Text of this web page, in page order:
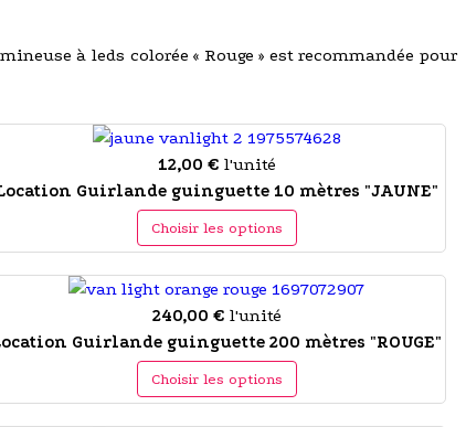
à leds colorée « Rouge » est recommandée pour
12,00 € l'unité
Guirlande guinguette 10 mètres "JAUNE"
Choisir les options
240,00 € l'unité
Guirlande guinguette 200 mètres "ROUGE"
Choisir les options